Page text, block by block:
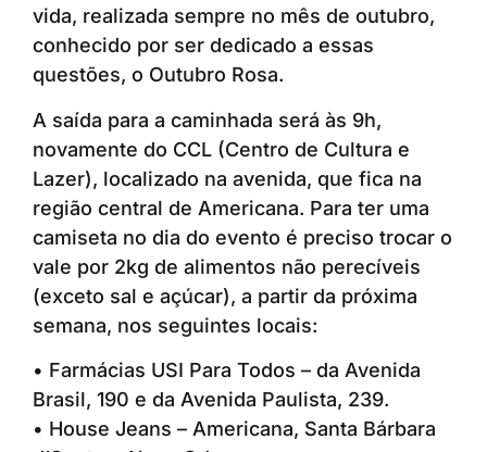
vida, realizada sempre no mês de outubro,
conhecido por ser dedicado a essas
questões, o Outubro Rosa.
A saída para a caminhada será às 9h,
novamente do CCL (Centro de Cultura e
Lazer), localizado na avenida, que fica na
região central de Americana. Para ter uma
camiseta no dia do evento é preciso trocar o
vale por 2kg de alimentos não perecíveis
(exceto sal e açúcar), a partir da próxima
semana, nos seguintes locais:
• Farmácias USI Para Todos – da Avenida
Brasil, 190 e da Avenida Paulista, 239.
• House Jeans – Americana, Santa Bárbara